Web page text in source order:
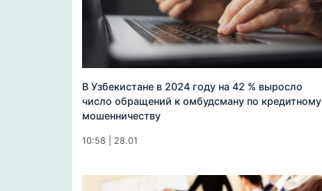
В Узбекистане в 2024 году на 42 % выросло
число обращений к омбудсману по кредитному
мошенничеству
10:58 | 28.01